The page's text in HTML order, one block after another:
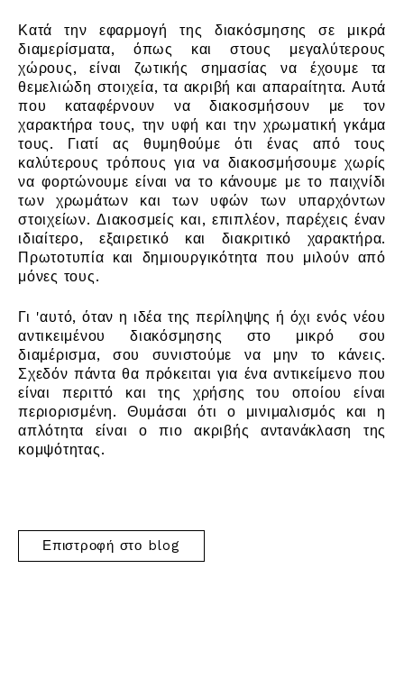
Κατά την εφαρμογή της διακόσμησης σε μικρά
διαμερίσματα, όπως και στους μεγαλύτερους
χώρους, είναι ζωτικής σημασίας να έχουμε τα
θεμελιώδη στοιχεία, τα ακριβή και απαραίτητα. Αυτά
που καταφέρνουν να διακοσμήσουν με τον
χαρακτήρα τους, την υφή και την χρωματική γκάμα
τους. Γιατί ας θυμηθούμε ότι ένας από τους
καλύτερους τρόπους για να διακοσμήσουμε χωρίς
να φορτώνουμε είναι να το κάνουμε με το παιχνίδι
των χρωμάτων και των υφών των υπαρχόντων
στοιχείων. Διακοσμείς και, επιπλέον, παρέχεις έναν
ιδιαίτερο, εξαιρετικό και διακριτικό χαρακτήρα.
Πρωτοτυπία και δημιουργικότητα που μιλούν από
μόνες τους.
Γι 'αυτό, όταν η ιδέα της περίληψης ή όχι ενός νέου
αντικειμένου διακόσμησης στο μικρό σου
διαμέρισμα, σου συνιστούμε να μην το κάνεις.
Σχεδόν πάντα θα πρόκειται για ένα αντικείμενο που
είναι περιττό και της χρήσης του οποίου είναι
περιορισμένη. Θυμάσαι ότι ο μινιμαλισμός και η
απλότητα είναι ο πιο ακριβής αντανάκλαση της
κομψότητας.
Επιστροφή στο blog